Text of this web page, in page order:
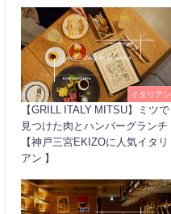
イタリアン
【GRILL ITALY MITSU】ミツで
見つけた肉とハンバーグランチ
【神戸三宮EKIZOに人気イタリ
アン 】